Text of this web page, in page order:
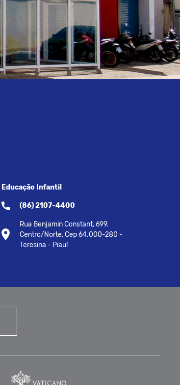
Educação Infantil
(86) 2107-4400
Rua Benjamin Constant, 699.
Centro/Norte, Cep 64.000-280 -
Teresina - Piauí